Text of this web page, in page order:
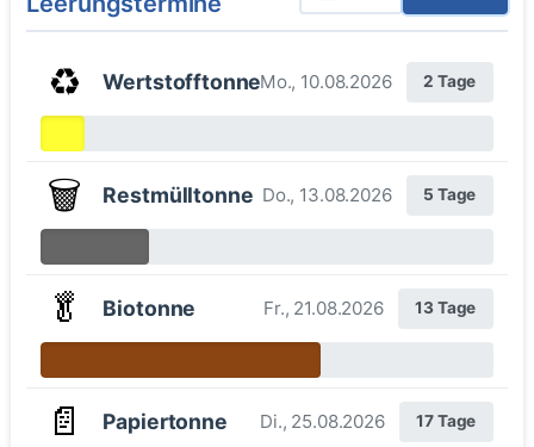
♻️ WertstofftonneMo., 10.08.2026 2 Tage
🗑️ Restmülltonne Do., 13.08.2026 5 Tage
🥬 Biotonne Fr., 21.08.2026 13 Tage
📄 Papiertonne Di., 25.08.2026 17 Tage